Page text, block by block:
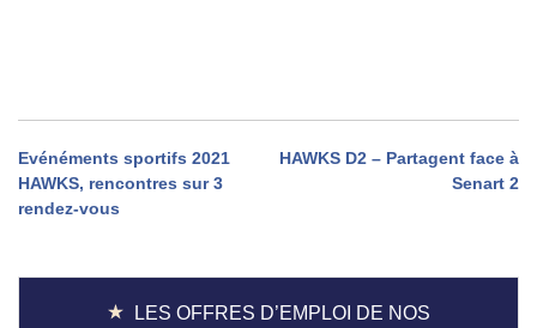
Navigation
de
Evénéments sportifs 2021
HAWKS, rencontres sur 3
rendez-vous
HAWKS D2 – Partagent face à
Senart 2
LES OFFRES D’EMPLOI DE NOS